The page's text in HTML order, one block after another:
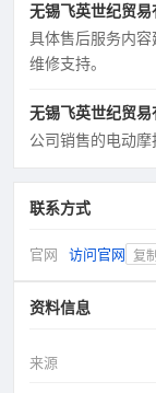
无锡飞英世纪贸易
具体售后服务内
维修支持。
无锡飞英世纪贸易
公司销售的电动摩
联系方式
官网 访问官网 复制
资料信息
来源